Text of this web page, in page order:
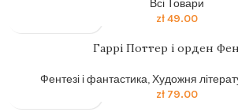
Всі Товари
zł49.00
Гаррi Поттер i орден
Фентезі і фантастика,Художня
zł79.00